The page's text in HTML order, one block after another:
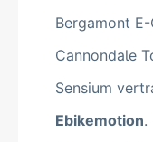
Bergamont
Cannondale
Sensium
Ebikemotion.